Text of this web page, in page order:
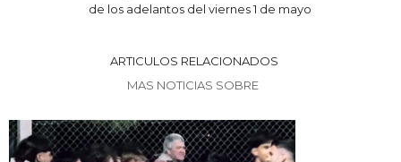
de los adelantos del viernes 1 de mayo
ARTICULOS RELACIONADOS
MAS NOTICIAS SOBRE